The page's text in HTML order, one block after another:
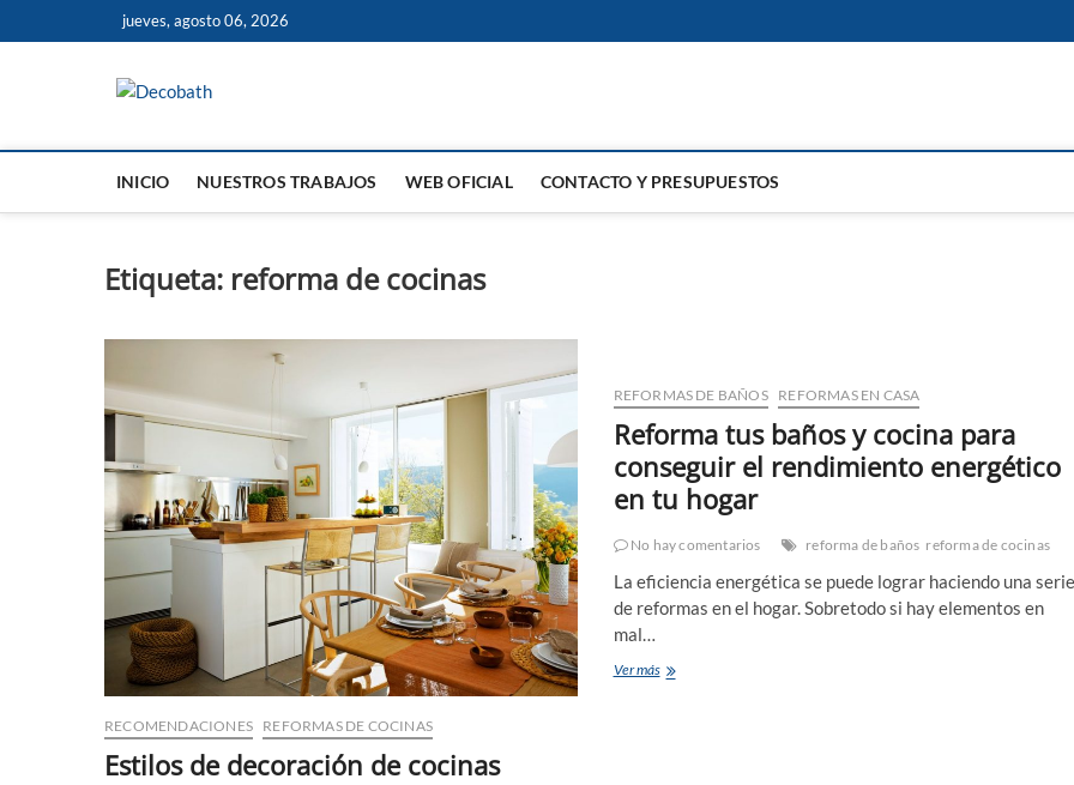
al
jueves, agosto 06, 2026
INICIO NUESTROS TRABAJOS WEB OFICIAL CONTACTO Y PRESUPUESTOS
Etiqueta: reforma de cocinas
RECOMENDACIONES REFORMAS DE COCINAS
Estilos de decoración de cocinas
REFORMAS DE BAÑOS REFORMAS EN CASA
Reforma tus baños y cocina para
conseguir el rendimiento energético
en tu hogar
No hay comentarios reforma de baños reforma de cocinas
La eficiencia energética se puede lograr haciendo una serie
de reformas en el hogar. Sobretodo si hay elementos en
mal…
Ver másReforma